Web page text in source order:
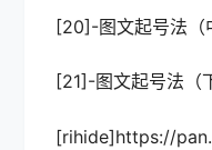
[20]-图文起号法（
[21]-图文起号法（
[rihide]https://